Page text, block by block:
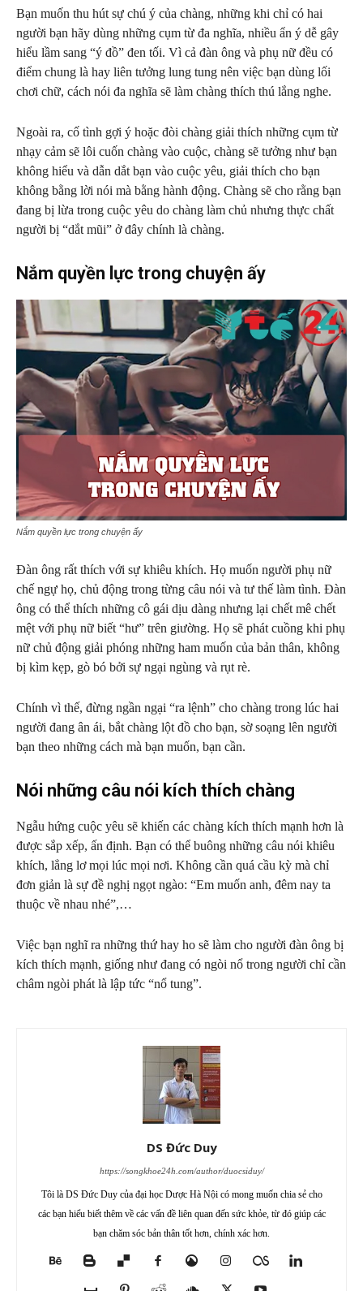
Bạn muốn thu hút sự chú ý của chàng, những khi chỉ có hai
người bạn hãy dùng những cụm từ đa nghĩa, nhiều ẩn ý dễ gây
hiểu lầm sang “ý đồ” đen tối. Vì cả đàn ông và phụ nữ đều có
điểm chung là hay liên tưởng lung tung nên việc bạn dùng lối
chơi chữ, cách nói đa nghĩa sẽ làm chàng thích thú lắng nghe.
Ngoài ra, cố tình gợi ý hoặc đòi chàng giải thích những cụm từ
nhạy cảm sẽ lôi cuốn chàng vào cuộc, chàng sẽ tưởng như bạn
không hiểu và dẫn dắt bạn vào cuộc yêu, giải thích cho bạn
không bằng lời nói mà bằng hành động. Chàng sẽ cho rằng bạn
đang bị lừa trong cuộc yêu do chàng làm chủ nhưng thực chất
người bị “dắt mũi” ở đây chính là chàng.
Nắm quyền lực trong chuyện ấy
Nắm quyền lực trong chuyện ấy
Đàn ông rất thích với sự khiêu khích. Họ muốn người phụ nữ
chế ngự họ, chủ động trong từng câu nói và tư thế làm tình. Đàn
ông có thể thích những cô gái dịu dàng nhưng lại chết mê chết
mệt với phụ nữ biết “hư” trên giường. Họ sẽ phát cuồng khi phụ
nữ chủ động giải phóng những ham muốn của bản thân, không
bị kìm kẹp, gò bó bởi sự ngại ngùng và rụt rè.
Chính vì thế, đừng ngần ngại “ra lệnh” cho chàng trong lúc hai
người đang ân ái, bắt chàng lột đồ cho bạn, sờ soạng lên người
bạn theo những cách mà bạn muốn, bạn cần.
Nói những câu nói kích thích chàng
Ngẫu hứng cuộc yêu sẽ khiến các chàng kích thích mạnh hơn là
được sắp xếp, ấn định. Bạn có thể buông những câu nói khiêu
khích, lẳng lơ mọi lúc mọi nơi. Không cần quá cầu kỳ mà chỉ
đơn giản là sự đề nghị ngọt ngào: “Em muốn anh, đêm nay ta
thuộc về nhau nhé”,…
Việc bạn nghĩ ra những thứ hay ho sẽ làm cho người đàn ông bị
kích thích mạnh, giống như đang có ngòi nổ trong người chỉ cần
châm ngòi phát là lập tức “nổ tung”.
DS Đức Duy
https://songkhoe24h.com/author/duocsiduy/
Tôi là DS Đức Duy của đại học Dược Hà Nội có mong muốn chia sẻ cho
các bạn hiểu biết thêm về các vấn đề liên quan đến sức khỏe, từ đó giúp các
bạn chăm sóc bản thân tốt hơn, chính xác hơn.